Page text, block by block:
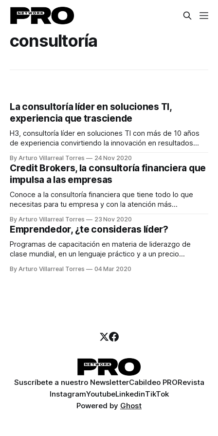
consultoría
La consultoría líder en soluciones TI,
experiencia que trasciende
H3, consultoría líder en soluciones TI con más de 10 años
de experiencia convirtiendo la innovación en resultados
By Arturo Villarreal Torres 24 Nov 2020
Credit Brokers, la consultoría financiera que
impulsa a las empresas
Conoce a la consultoría financiera que tiene todo lo que
necesitas para tu empresa y con la atención más
By Arturo Villarreal Torres 23 Nov 2020
Emprendedor, ¿te consideras líder?
Programas de capacitación en materia de liderazgo de
clase mundial, en un lenguaje práctico y a un precio
By Arturo Villarreal Torres 04 Mar 2020
Suscríbete a nuestro NewsletterCabildeo PRORevista
InstagramYoutubeLinkedinTikTok
Powered by Ghost